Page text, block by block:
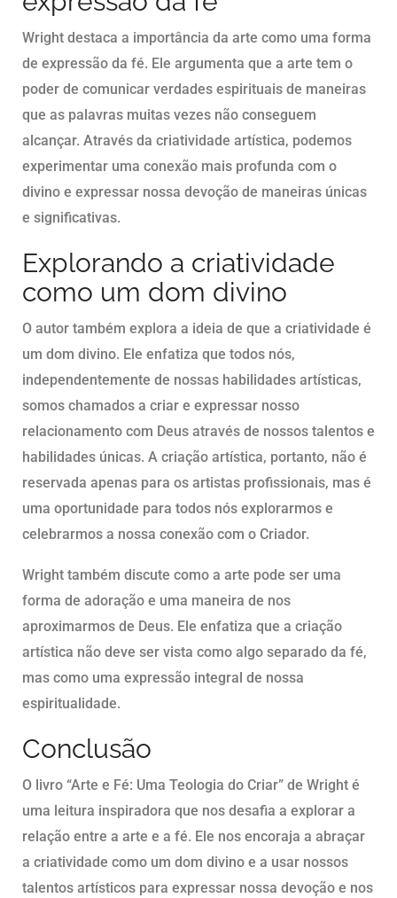
Wright destaca a importância da arte como uma forma
de expressão da fé. Ele argumenta que a arte tem o
poder de comunicar verdades espirituais de maneiras
que as palavras muitas vezes não conseguem
alcançar. Através da criatividade artística, podemos
experimentar uma conexão mais profunda com o
divino e expressar nossa devoção de maneiras únicas
e significativas.
Explorando a criatividade
como um dom divino
O autor também explora a ideia de que a criatividade é
um dom divino. Ele enfatiza que todos nós,
independentemente de nossas habilidades artísticas,
somos chamados a criar e expressar nosso
relacionamento com Deus através de nossos talentos e
habilidades únicas. A criação artística, portanto, não é
reservada apenas para os artistas profissionais, mas é
uma oportunidade para todos nós explorarmos e
celebrarmos a nossa conexão com o Criador.
Wright também discute como a arte pode ser uma
forma de adoração e uma maneira de nos
aproximarmos de Deus. Ele enfatiza que a criação
artística não deve ser vista como algo separado da fé,
mas como uma expressão integral de nossa
espiritualidade.
Conclusão
O livro “Arte e Fé: Uma Teologia do Criar” de Wright é
uma leitura inspiradora que nos desafia a explorar a
relação entre a arte e a fé. Ele nos encoraja a abraçar
a criatividade como um dom divino e a usar nossos
talentos artísticos para expressar nossa devoção e nos